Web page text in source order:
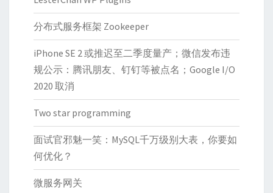
分布式服务框架 Zookeeper
iPhone SE 2 或推迟至二季度量产；微信发布违
规公示：腾讯朋友、钉钉等被点名；Google I/O
2020 取消
Two star programming
面试官邪魅一笑：MySQL千万级别大表，你要如
何优化？
微服务网关